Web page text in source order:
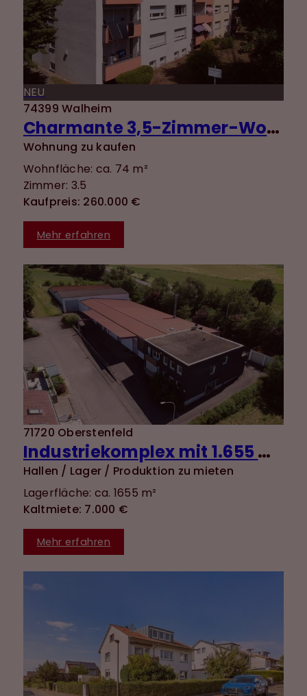
NEU
74399 Walheim
Charmante 3,5-Zimmer-Wohnung mit guter Aufteilung, Balkon, Einbauküche und zwei Stellplätzen
Wohnung zu kaufen
Wohnfläche: ca. 74 m²
Zimmer: 3.5
Kaufpreis: 260.000 €
Mehr erfahren
71720 Oberstenfeld
Industriekomplex mit 1.655 m² Nutzfläche und vielseitigen Nutzungsmöglichkeiten + 120 m²
Hallen / Lager / Produktion zu mieten
Lagerfläche: ca. 1655 m²
Kaltmiete: 7.000 €
Mehr erfahren